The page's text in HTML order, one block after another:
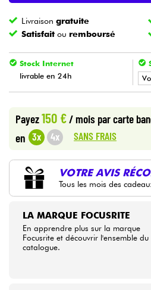
Violons & Quatuor
Câbles & Access.
Voir nos
Livraisongratuite
Satisfait ou remboursé
Stock Internet
livrable en 24h
•
•
•
•
Payez150 €/ mois par carte
en 3x 4x SANS FRAIS
VOTRE AVIS
Tous les mois des
LA MARQUE FOCUSRITE
En apprendre plus sur la marque
Focusrite et découvrir l'ensemble du
catalogue.